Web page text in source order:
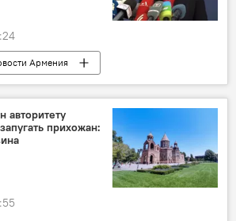
Армения
священники
авторитету
прихожан: